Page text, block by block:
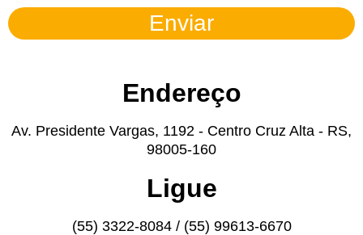
Enviar
Endereço
Av. Presidente Vargas, 1192 - Centro Cruz Alta - RS,
98005-160
Ligue
(55) 3322-8084 / (55) 99613-6670